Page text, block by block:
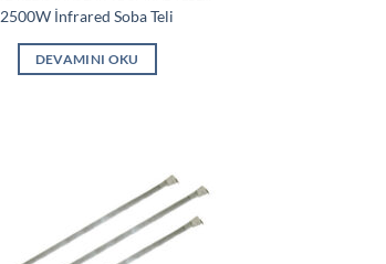
2500W İnfrared Soba Teli
DEVAMINI OKU